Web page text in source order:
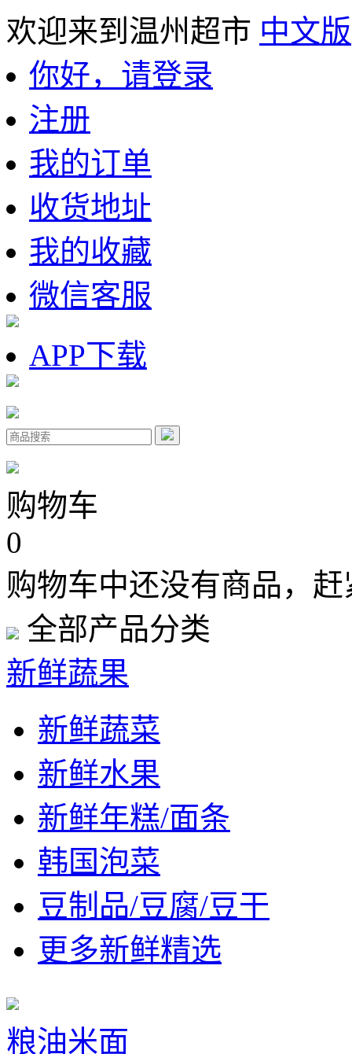
欢迎来到温州超市 中文版
你好，请登录
注册
我的订单
收货地址
我的收藏
微信客服
APP下载
购物车
0
购物车中还没有商品，
全部产品分类
新鲜蔬果
新鲜蔬菜
新鲜水果
新鲜年糕/面条
韩国泡菜
豆制品/豆腐/豆干
更多新鲜精选
粮油米面